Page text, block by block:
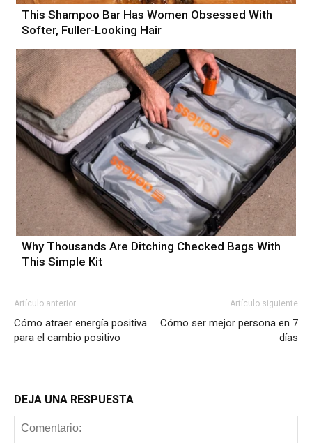
This Shampoo Bar Has Women Obsessed With
Softer, Fuller-Looking Hair
Why Thousands Are Ditching Checked Bags With
This Simple Kit
Artículo anterior
Cómo atraer energía positiva
para el cambio positivo
Artículo siguiente
Cómo ser mejor persona en 7
días
DEJA UNA RESPUESTA